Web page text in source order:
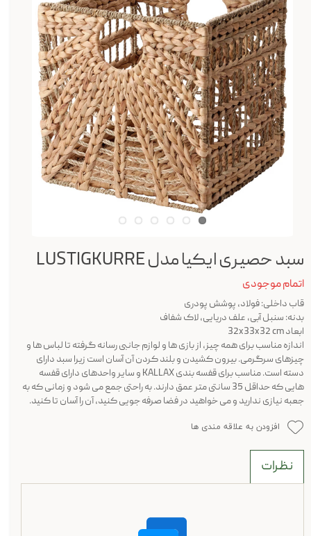
سبد حصیری ایکیا مدل LUSTIGKURRE
اتمام موجودی
قاب داخلی: فولاد، پوشش پودری
بدنه: سنبل آبی، علف دریایی، لاک شفاف
ابعاد 32x33x32 cm
اندازه مناسب برای همه چیز، از بازی ها و لوازم جانبی رسانه گرفته تا لباس ها و
چیزهای سرگرمی. بیرون کشیدن و بلند کردن آن آسان است زیرا سبد دارای
دسته است. مناسب برای قفسه بندی KALLAX و سایر واحدهای دارای قفسه
هایی که حداقل 35 سانتی متر عمق دارند. به راحتی جمع می شود و زمانی که به
جعبه نیازی ندارید و می خواهید در فضا صرفه جویی کنید، آن را آسان تا کنید.
افزودن به علاقه مندی ها
نظرات